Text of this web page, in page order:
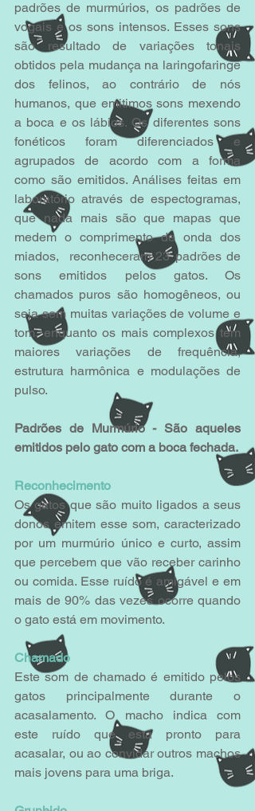
padrões de murmúrios, os padrões de
vogais e os sons intensos. Esses sons
são resultado de variações tonais
obtidos pela mudança na laringofaringe
dos felinos, ao contrário de nós
humanos, que emitimos sons mexendo
a boca e os lábios. Os diferentes sons
fonéticos foram diferenciados e
agrupados de acordo com a forma
como são emitidos. Análises feitas em
laboratório através de espectogramas,
que nada mais são que mapas que
medem o comprimento de onda dos
miados,  reconheceram 23 padrões de
sons emitidos pelos gatos. Os
chamados puros são homogêneos, ou
seja sem muitas variações de volume e
tom, enquanto os mais complexos tem
maiores variações de frequência,
estrutura harmônica e modulações de
pulso.
Padrões de Murmúrio - São aqueles
emitidos pelo gato com a boca fechada.
Reconhecimento
Os gatos que são muito ligados a seus
donos emitem esse som, caracterizado
por um murmúrio único e curto, assim
que percebem que vão receber carinho
ou comida. Esse ruído é amigável e em
mais de 90% das vezes ocorre quando
o gato está em movimento.
Chamado
Este som de chamado é emitido pelos
gatos principalmente durante o
acasalamento. O macho indica com
este ruído que está pronto para
acasalar, ou ao convidar outros machos
mais jovens para uma briga.